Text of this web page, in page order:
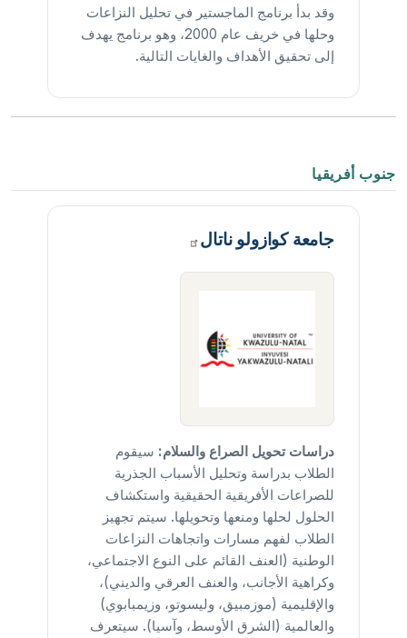
وقد بدأ برنامج الماجستير في تحليل النزاعات
وحلها في خريف عام 2000، وهو برنامج يهدف
إلى تحقيق الأهداف والغايات التالية.
جنوب أفريقيا
جامعة كوازولوناتال
دراسات تحويل الصراع والسلام: سيقوم
الطلاب بدراسة وتحليل الأسباب الجذرية
للصراعات الأفريقية الحقيقية واستكشاف
الحلول لحلها ومنعها وتحويلها. سيتم تجهيز
الطلاب لفهم مسارات واتجاهات النزاعات
الوطنية (العنف القائم على النوع الاجتماعي،
وكراهية الأجانب، والعنف العرقي والديني)،
والإقليمية (موزمبيق، وليسوتو، وزيمبابوي)
والعالمية (الشرق الأوسط، وآسيا). سيتعرف